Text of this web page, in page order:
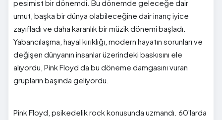
pesimist bir dönemdi. Bu dönemde geleceğe dair
umut, başka bir dünya olabileceğine dair inanç iyice
zayıfladı ve daha karanlık bir müzik dönemi başladı.
Yabancılaşma, hayal kırıklığı, modern hayatın sorunları ve
değişen dünyanın insanlar üzerindeki baskısını ele
alıyordu, Pink Floyd da bu döneme damgasını vuran
grupların başında geliyordu.
Pink Floyd, psikedelik rock konusunda uzmandı. 60'larda